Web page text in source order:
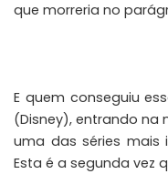
que morreria no
E quem conseguiu
(Disney), entrando na
uma das séries mais
Esta é a segunda vez